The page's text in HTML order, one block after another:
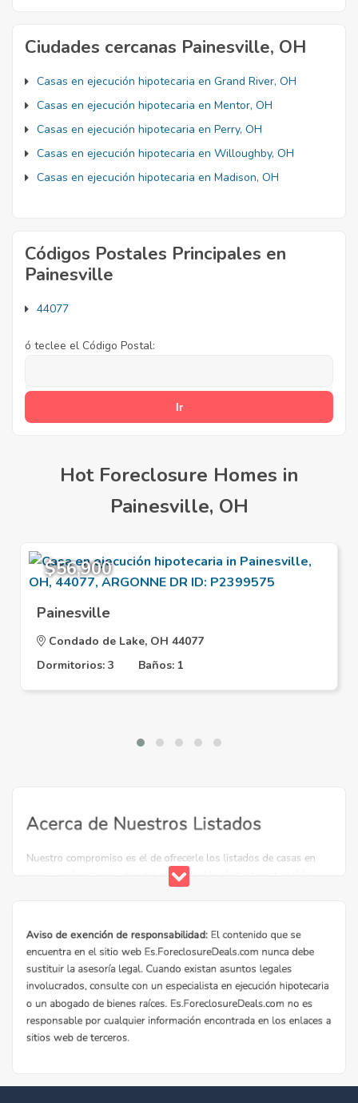
Ciudades cercanas Painesville, OH
Casas en ejecución hipotecaria en Grand River, OH
Casas en ejecución hipotecaria en Mentor, OH
Casas en ejecución hipotecaria en Perry, OH
Casas en ejecución hipotecaria en Willoughby, OH
Casas en ejecución hipotecaria en Madison, OH
Códigos Postales Principales en
Painesville
44077
ó teclee el Código Postal:
Hot Foreclosure Homes in
Painesville, OH
$56,900
Painesville
Condado de Lake, OH 44077
Dormitorios: 3
Baños: 1